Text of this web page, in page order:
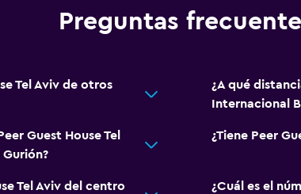
Preguntas
Tel Aviv de otros
¿A qué
Internacional
Guest House Tel
¿Tiene Peer
Tel Aviv del centro
¿Cuál es el